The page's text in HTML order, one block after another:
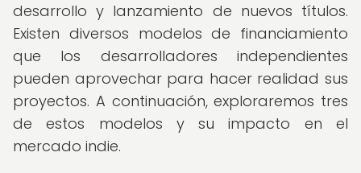
desarrollo y lanzamiento de nuevos títulos.
Existen diversos modelos de financiamiento
que los desarrolladores independientes
pueden aprovechar para hacer realidad sus
proyectos. A continuación, exploraremos tres
de estos modelos y su impacto en el
mercado indie.